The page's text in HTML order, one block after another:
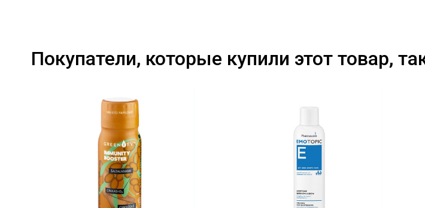
Покупатели, которые купили этот товар,